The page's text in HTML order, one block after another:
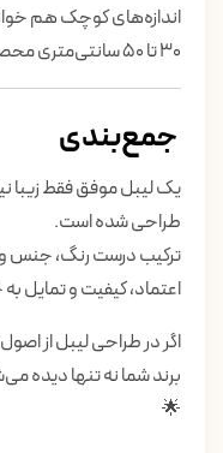
اندازه‌های کوچک هم
۳۰ تا ۵۰ سانتی‌متری محصول را می‌بیند.
جمع‌بندی
یک لیبل موفق فقط زیبا
طراحی شده است.
ترکیب درست رنگ، جنس
اعتماد، کیفیت و تمایل به
اگر در طراحی لیبل از
برند شما نه تنها
🌟